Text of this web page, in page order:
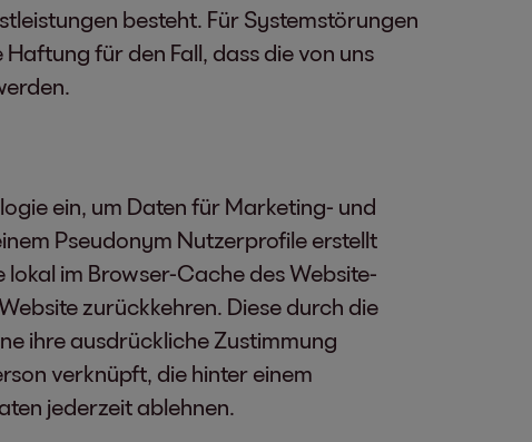
besteht. Für Systemstörungen
für den Fall, dass die von uns
ein, um Daten für Marketing- und
Pseudonym Nutzerprofile erstellt
im Browser-Cache des Website-
zurückkehren. Diese durch die
ihre ausdrückliche Zustimmung
verknüpft, die hinter einem
jederzeit ablehnen.